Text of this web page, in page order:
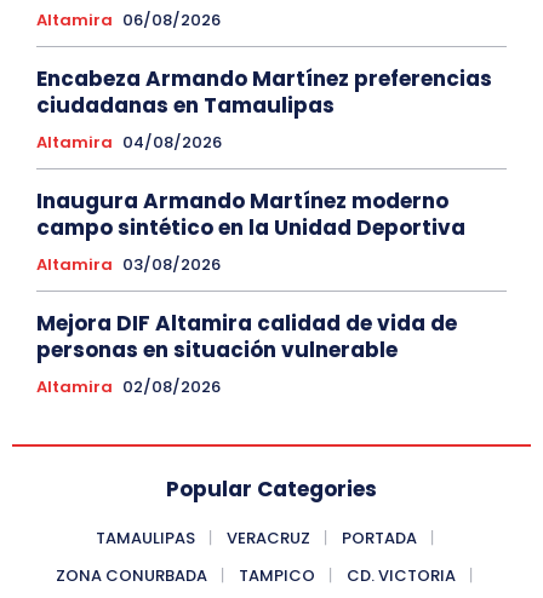
Altamira 06/08/2026
Encabeza Armando Martínez preferencias
ciudadanas en Tamaulipas
Altamira 04/08/2026
Inaugura Armando Martínez moderno
campo sintético en la Unidad Deportiva
Altamira 03/08/2026
Mejora DIF Altamira calidad de vida de
personas en situación vulnerable
Altamira 02/08/2026
Popular Categories
TAMAULIPAS VERACRUZ
PORTADA
ZONA CONURBADA
TAMPICO
CD. VICTORIA